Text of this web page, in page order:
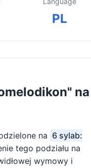
PL
na
na 6 sylab:
tego podziału na
wymowy i